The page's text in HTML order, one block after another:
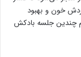
خون و بهبود
چندین جلسه بادکش